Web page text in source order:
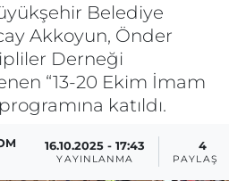
Belediye
Akkoyun, Önder
Derneği
“13-20 Ekim İmam
katıldı.
16.10.2025 - 17:43
YAYINLANMA
4